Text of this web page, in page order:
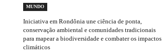
MUNDO
Iniciativa em Rondônia une ciência de ponta,
conservação ambiental e comunidades tradicionais
para mapear a biodiversidade e combater os impactos
climáticos